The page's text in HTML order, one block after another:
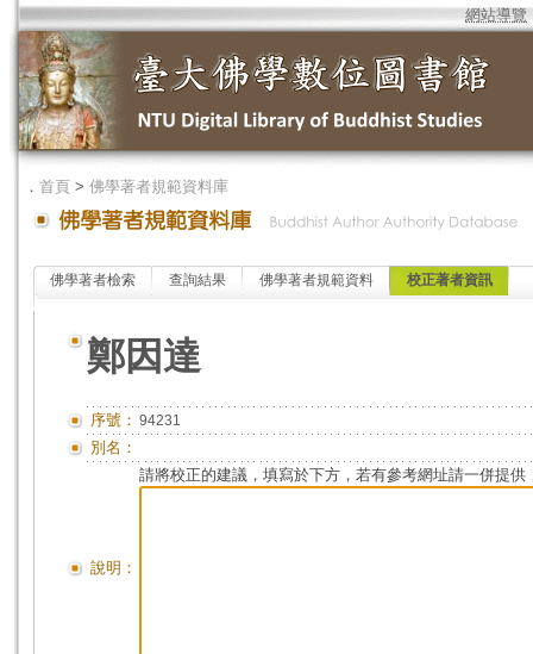
網站導覽
． 首頁 > 佛學著者規範資料庫
佛學著者檢索 查詢結果 佛學著者規範資料 校正著者資訊
鄭因達
序號： 94231
別名：
說明：
請將校正的建議，填寫於下方，若有參考網址請一併提供